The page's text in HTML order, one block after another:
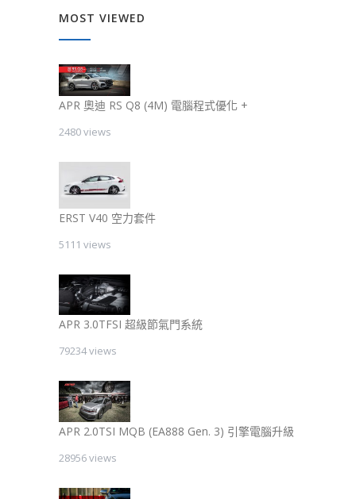
MOST VIEWED
APR 奧迪 RS Q8 (4M) 電腦程式優化 +
2480 views
ERST V40 空力套件
5111 views
APR 3.0TFSI 超級節氣門系統
79234 views
APR 2.0TSI MQB (EA888 Gen. 3) 引擎電腦升級
28956 views